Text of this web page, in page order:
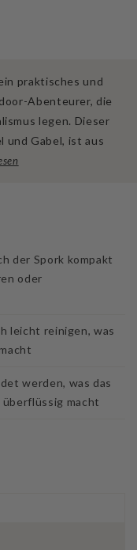
praktisches und
Abenteurer, die
legen. Dieser
und Gabel, ist aus
der Spork kompakt
oder
leicht reinigen, was
werden, was das
macht